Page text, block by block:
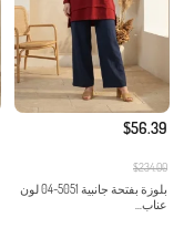
$56.39
$234.00
بلوزة بفتحة جانبية 5051-04 لون
عناب...